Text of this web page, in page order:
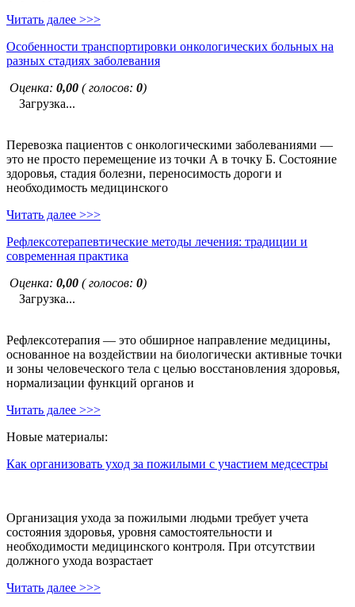
Читать далее >>>
Особенности транспортировки онкологических больных на
разных стадиях заболевания
Оценка: 0,00 ( голосов: 0)
Загрузка...
Перевозка пациентов с онкологическими заболеваниями —
это не просто перемещение из точки А в точку Б. Состояние
здоровья, стадия болезни, переносимость дороги и
необходимость медицинского
Читать далее >>>
Рефлексотерапевтические методы лечения: традиции и
современная практика
Оценка: 0,00 ( голосов: 0)
Загрузка...
Рефлексотерапия — это обширное направление медицины,
основанное на воздействии на биологически активные точки
и зоны человеческого тела с целью восстановления здоровья,
нормализации функций органов и
Читать далее >>>
Новые материалы:
Как организовать уход за пожилыми с участием медсестры
Организация ухода за пожилыми людьми требует учета
состояния здоровья, уровня самостоятельности и
необходимости медицинского контроля. При отсутствии
должного ухода возрастает
Читать далее >>>